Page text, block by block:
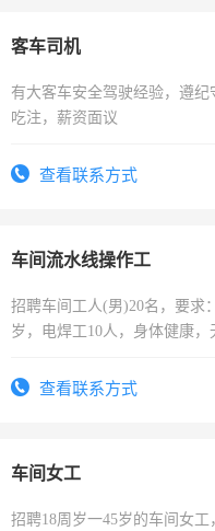
客车司机
有大客车安全驾驶经验，遵纪
吃注，薪资面议
查看联系方式
车间流水线操作工
招聘车间工人(男)20名，要求
岁，电焊工10人，身体健康，
宿，免费发放劳保用品，两班
查看联系方式
车间女工
招聘18周岁一45岁的车间女工